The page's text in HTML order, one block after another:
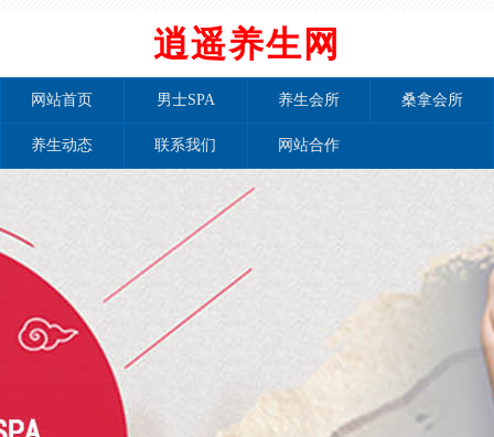
逍遥养生网
网站首页 男士SPA 养生会所 桑拿会所
养生动态 联系我们 网站合作